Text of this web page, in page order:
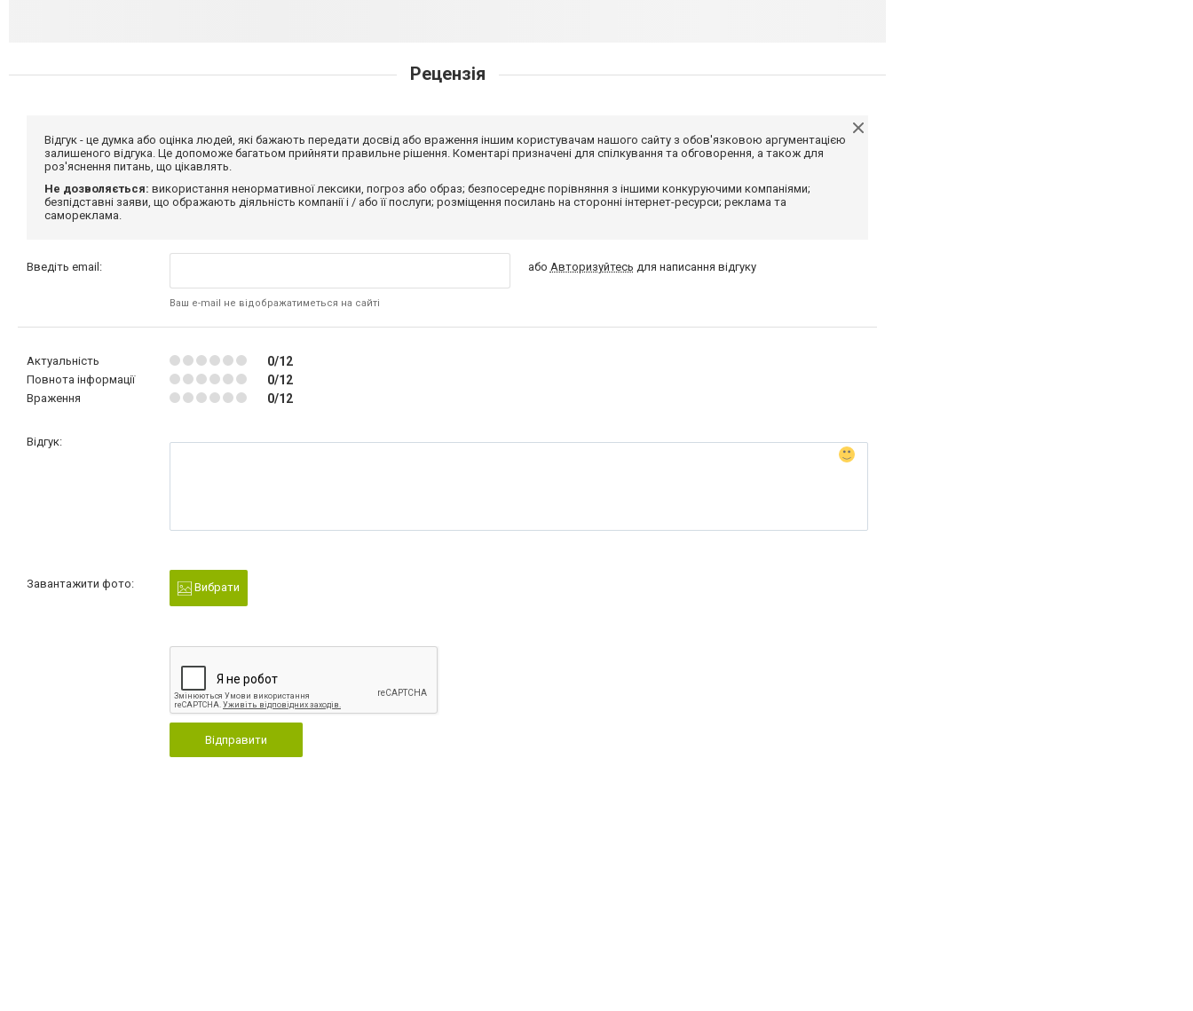
Рецензія
Відгук - це думка або оцінка людей, які бажають передати досвід або враження іншим користувачам нашого сайту з обов'язковою аргументацією
залишеного відгука. Це допоможе багатьом прийняти правильне рішення. Коментарі призначені для спілкування та обговорення, а також для
роз'яснення питань, що цікавлять.
Не дозволяється: використання ненормативної лексики, погроз або образ; безпосереднє порівняння з іншими конкуруючими компаніями;
безпідставні заяви, що ображають діяльність компанії і / або її послуги; розміщення посилань на сторонні інтернет-ресурси; реклама та
самореклама.
Введіть email:
Ваш e-mail не відображатиметься на сайті
або Авторизуйтесь для написання відгуку
Актуальність 0/12
Повнота інформації 0/12
Враження 0/12
Відгук:
Завантажити фото: Вибрати
Відправити